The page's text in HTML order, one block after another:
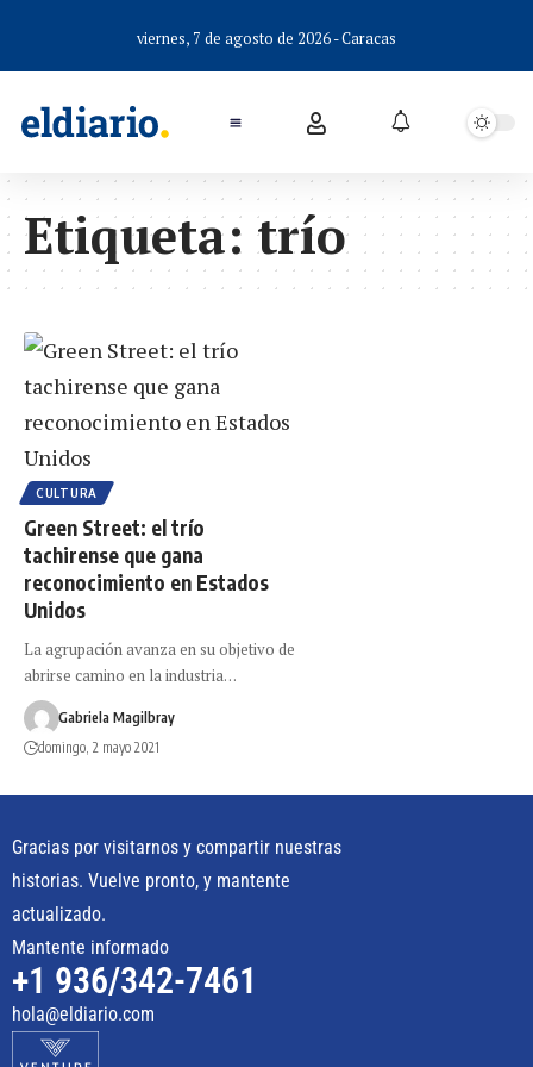
viernes, 7 de agosto de 2026 - Caracas
Etiqueta: trío
CULTURA
Green Street: el trío
tachirense que gana
reconocimiento en Estados
Unidos
La agrupación avanza en su objetivo de
abrirse camino en la industria…
Gabriela Magilbray
domingo, 2 mayo 2021
Gracias por visitarnos y compartir nuestras
historias. Vuelve pronto, y mantente
actualizado.
Mantente informado
+1 936/342-7461
hola@eldiario.com